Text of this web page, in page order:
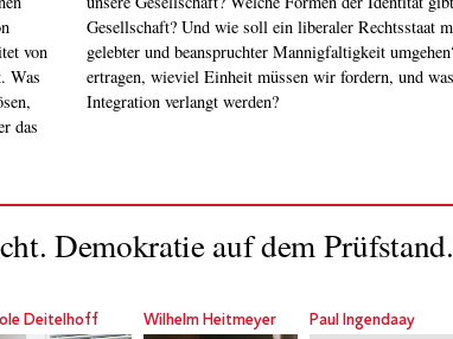
von
Was
das
wir
Integration verlangt werden?
Demokratie auf dem Prüfstand.
Deitelhoff Wilhelm Heitmeyer Paul Ingendaay